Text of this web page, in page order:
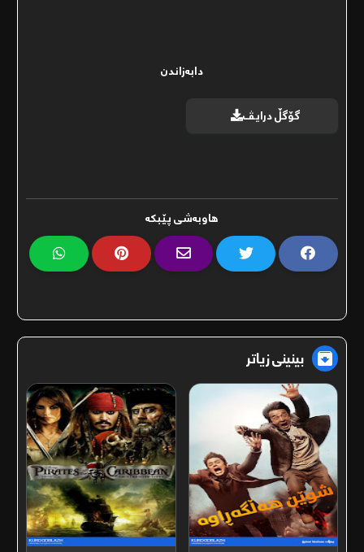
دابەزاندن
گۆگڵ درایڤ
ھاوبەشی پێبکە
 بینینی زیاتر